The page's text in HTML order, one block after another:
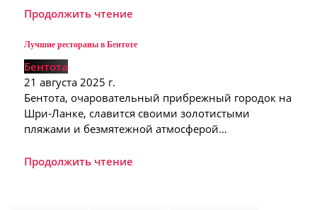
Продолжить чтение
Лучшие рестораны в Бентоте
Бентота
21 августа 2025 г.
Бентота, очаровательный прибрежный городок на
Шри-Ланке, славится своими золотистыми
пляжами и безмятежной атмосферой…
Продолжить чтение